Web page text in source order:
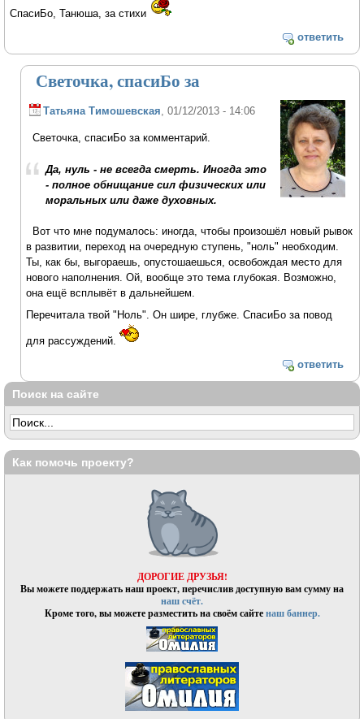
СпасиБо, Танюша, за стихи
ответить
Светочка, спасиБо за
Татьяна Тимошевская, 01/12/2013 - 14:06
Светочка, спасиБо за комментарий.
Да, нуль - не всегда смерть. Иногда это
- полное обнищание сил физических или
моральных или даже духовных.
Вот что мне подумалось: иногда, чтобы произошёл новый рывок
в развитии, переход на очередную ступень, "ноль" необходим.
Ты, как бы, выгораешь, опустошаешься, освобождая место для
нового наполнения. Ой, вообще это тема глубокая. Возможно,
она ещё всплывёт в дальнейшем.
Перечитала твой "Ноль". Он шире, глубже. СпасиБо за повод
для рассуждений.
ответить
Поиск на сайте
Как помочь проекту?
ДОРОГИЕ ДРУЗЬЯ!
Вы можете поддержать наш проект, перечислив доступную вам сумму на
наш счёт.
Кроме того, вы можете разместить на своём сайтенаш баннер.